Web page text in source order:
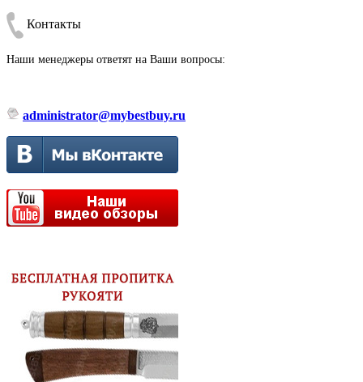
Контакты
Наши менеджеры ответят на Ваши вопросы:
administrator@mybestbuy.ru